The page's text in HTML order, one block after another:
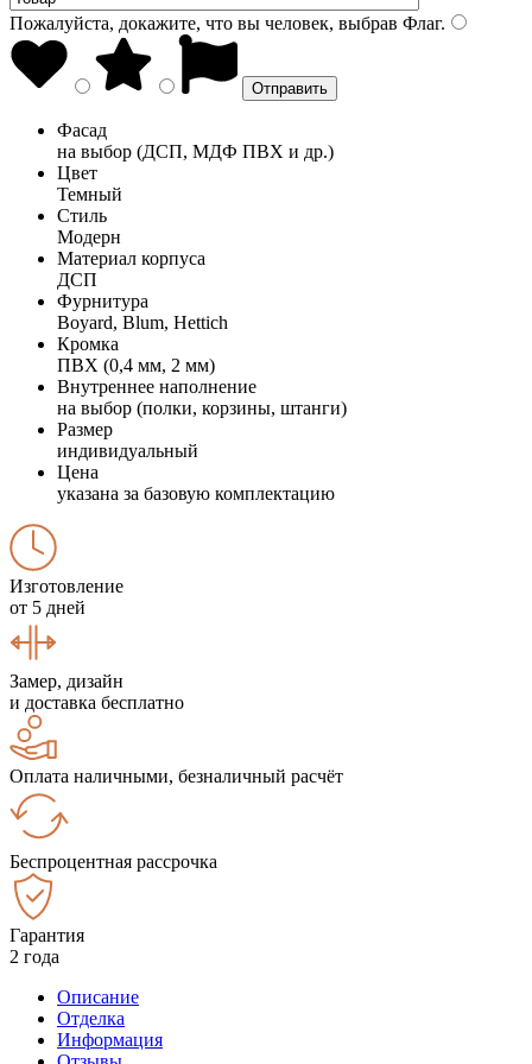
Пожалуйста, докажите, что вы человек, выбрав Флаг.
Фасад
на выбор (ДСП, МДФ ПВХ и др.)
Цвет
Темный
Стиль
Модерн
Материал корпуса
ДСП
Фурнитура
Boyard, Blum, Hettich
Кромка
ПВХ (0,4 мм, 2 мм)
Внутреннее наполнение
на выбор (полки, корзины, штанги)
Размер
индивидуальный
Цена
указана за базовую комплектацию
Изготовление
от 5 дней
Замер, дизайн
и доставка бесплатно
Оплата наличными, безналичный расчёт
Беспроцентная рассрочка
Гарантия
2 года
Описание
Отделка
Информация